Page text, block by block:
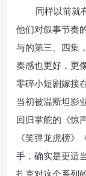
同样以前就
他们对叙事节奏
与的第三、四集
奏感也更好，更
零碎小短剧嫁接
当初被温斯坦影
回归掌舵的《惊
《笑弹龙虎榜》
手，确实是更适
扎克对这个系列